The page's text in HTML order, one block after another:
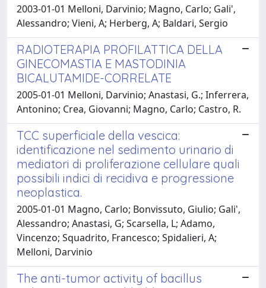
2003-01-01 Melloni, Darvinio; Magno, Carlo; Gali',
Alessandro; Vieni, A; Herberg, A; Baldari, Sergio
RADIOTERAPIA PROFILATTICA DELLA
GINECOMASTIA E MASTODINIA
BICALUTAMIDE-CORRELATE
2005-01-01 Melloni, Darvinio; Anastasi, G.; Inferrera,
Antonino; Crea, Giovanni; Magno, Carlo; Castro, R.
TCC superficiale della vescica:
identificazione nel sedimento urinario di
mediatori di proliferazione cellulare quali
possibili indici di recidiva e progressione
neoplastica.
2005-01-01 Magno, Carlo; Bonvissuto, Giulio; Gali',
Alessandro; Anastasi, G; Scarsella, L; Adamo,
Vincenzo; Squadrito, Francesco; Spidalieri, A;
Melloni, Darvinio
The anti-tumor activity of bacillus